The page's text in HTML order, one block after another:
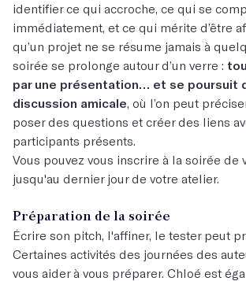
identifier ce qui accroche, ce qui se
immédiatement, et ce qui mérite d’être
qu’un projet ne se résume jamais à
soirée se prolonge autour d’un verre :
par une présentation… et se poursuit
discussion amicale, où l’on peut
poser des questions et créer des liens
participants présents.
Vous pouvez vous inscrire à la soirée de
jusqu'au dernier jour de votre atelier.
Préparation de la soirée
Écrire son pitch, l'affiner, le tester peut
Certaines activités des journées des
vous aider à vous préparer. Chloé est